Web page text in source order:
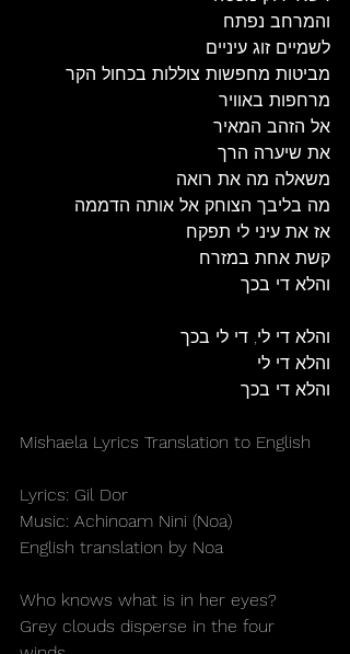
והמרחב נפתח
לשמיים זוג עיניים
מביטות מחפשות צוללות בכחול הקר
מרחפות באוויר
אל הזהב המאיר
את שיערה הרך
משאלה מה את רואה
מה בליבך הצוחק אל אותה הדממה
אז את עיני לי תפקח
קשת אחת במזרח
והלא די בכך
והלא די לי, די לי בכך
והלא די לי
והלא די בכך
Mishaela Lyrics Translation to English
Lyrics: Gil Dor
Music: Achinoam Nini (Noa)
English translation by Noa
Who knows what is in her eyes?
Grey clouds disperse in the four